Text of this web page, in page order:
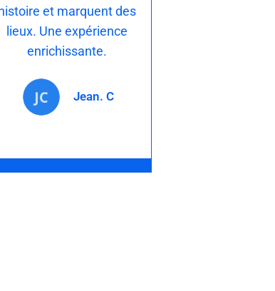
et marquent des
lieux. Une expérience
enrichissante.
Jean. C